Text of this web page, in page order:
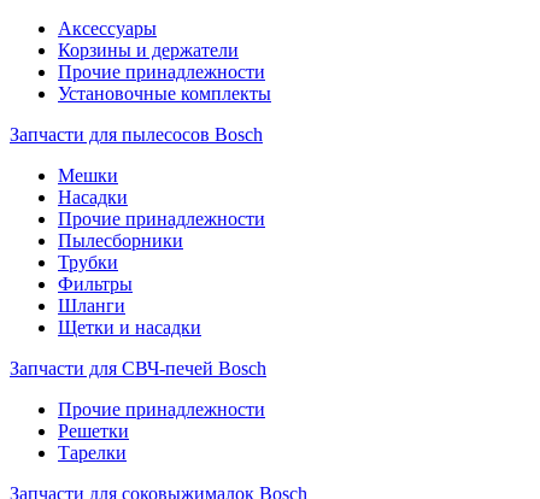
Аксессуары
Корзины и держатели
Прочие принадлежности
Установочные комплекты
Запчасти для пылесосов Bosch
Мешки
Насадки
Прочие принадлежности
Пылесборники
Трубки
Фильтры
Шланги
Щетки и насадки
Запчасти для СВЧ-печей Bosch
Прочие принадлежности
Решетки
Тарелки
Запчасти для соковыжималок Bosch